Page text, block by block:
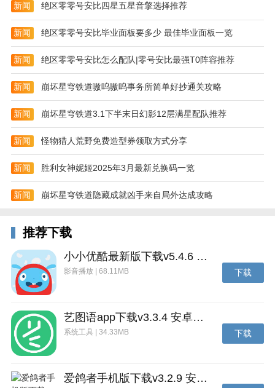
4、在发现页可查看分类排行榜如Top100作品按更新时
新闻 绝区零零号安比四星五星音擎选择推荐
新闻 绝区零零号安比毕业面板要多少 最佳毕业面板一览
新闻 绝区零零号安比怎么配队|零号安比最强T0阵容推荐
新闻 崩坏星穹铁道嗷呜嗷呜事务所简单好抄通关攻略
新闻 崩坏星穹铁道3.1下半末日幻影12层满星配队推荐
新闻 怪物猎人荒野免费造型券领取方式分享
新闻 胜利女神妮姬2025年3月最新兑换码一览
新闻 崩坏星穹铁道隐藏成就凶手来自局外达成攻略
推荐下载
小小优酷最新版下载v5.4.6 安卓官方版
影音播放 | 68.11MB 下载
艺图语app下载v3.3.4 安卓免费版
系统工具 | 34.33MB 下载
爱鸽者手机版下载v3.2.9 安卓版